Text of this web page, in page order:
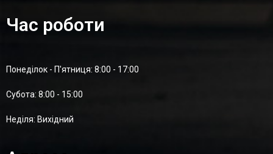
Час роботи
Понеділок - П'ятниця: 8:00 - 17:00
Суботa: 8:00 - 15:00
Неділя: Вихідний